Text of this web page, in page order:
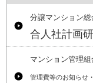
分譲マンション
合人社計画
マンション管理組
管理費等のお知らせ